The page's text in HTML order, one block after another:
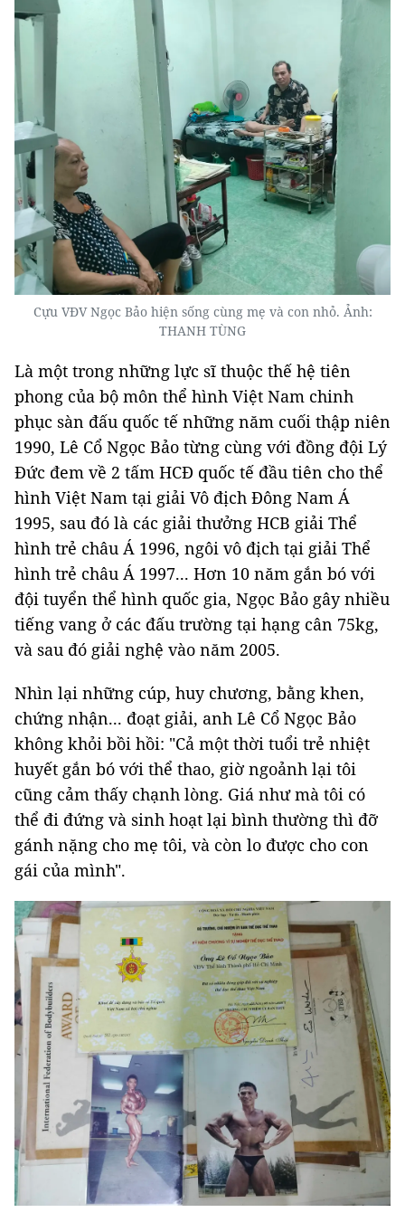
Cựu VĐV Ngọc Bảo hiện sống cùng mẹ và con nhỏ. Ảnh:
THANH TÙNG
Là một trong những lực sĩ thuộc thế hệ tiên
phong của bộ môn thể hình Việt Nam chinh
phục sàn đấu quốc tế những năm cuối thập niên
1990, Lê Cổ Ngọc Bảo từng cùng với đồng đội Lý
Đức đem về 2 tấm HCĐ quốc tế đầu tiên cho thể
hình Việt Nam tại giải Vô địch Đông Nam Á
1995, sau đó là các giải thưởng HCB giải Thể
hình trẻ châu Á 1996, ngôi vô địch tại giải Thể
hình trẻ châu Á 1997... Hơn 10 năm gắn bó với
đội tuyển thể hình quốc gia, Ngọc Bảo gây nhiều
tiếng vang ở các đấu trường tại hạng cân 75kg,
và sau đó giải nghệ vào năm 2005.
Nhìn lại những cúp, huy chương, bằng khen,
chứng nhận... đoạt giải, anh Lê Cổ Ngọc Bảo
không khỏi bồi hồi: "Cả một thời tuổi trẻ nhiệt
huyết gắn bó với thể thao, giờ ngoảnh lại tôi
cũng cảm thấy chạnh lòng. Giá như mà tôi có
thể đi đứng và sinh hoạt lại bình thường thì đỡ
gánh nặng cho mẹ tôi, và còn lo được cho con
gái của mình".